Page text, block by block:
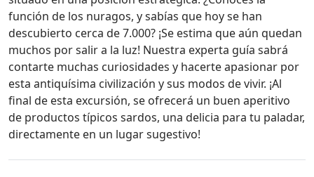
función de los nuragos, y sabías que hoy se han
descubierto cerca de 7.000? ¡Se estima que aún quedan
muchos por salir a la luz! Nuestra experta guía sabrá
contarte muchas curiosidades y hacerte apasionar por
esta antiquísima civilización y sus modos de vivir. ¡Al
final de esta excursión, se ofrecerá un buen aperitivo
de productos típicos sardos, una delicia para tu paladar,
directamente en un lugar sugestivo!